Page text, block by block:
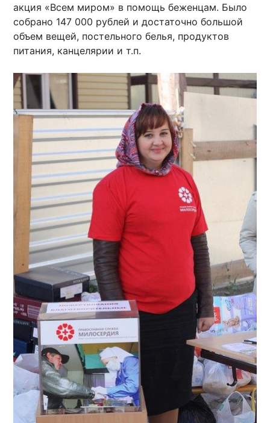
акция «Всем миром» в помощь беженцам. Было
собрано 147 000 рублей и достаточно большой
объем вещей, постельного белья, продуктов
питания, канцелярии и т.п.